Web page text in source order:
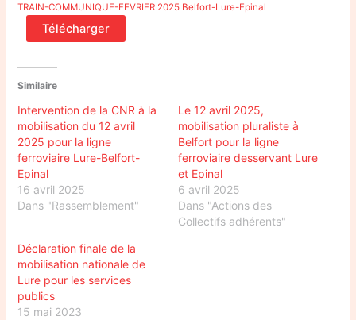
TRAIN-COMMUNIQUE-FEVRIER 2025 Belfort-Lure-Epinal
Télécharger
Similaire
Intervention de la CNR à la
mobilisation du 12 avril
2025 pour la ligne
ferroviaire Lure-Belfort-
Epinal
16 avril 2025
Dans "Rassemblement"
Le 12 avril 2025,
mobilisation pluraliste à
Belfort pour la ligne
ferroviaire desservant Lure
et Epinal
6 avril 2025
Dans "Actions des
Collectifs adhérents"
Déclaration finale de la
mobilisation nationale de
Lure pour les services
publics
15 mai 2023